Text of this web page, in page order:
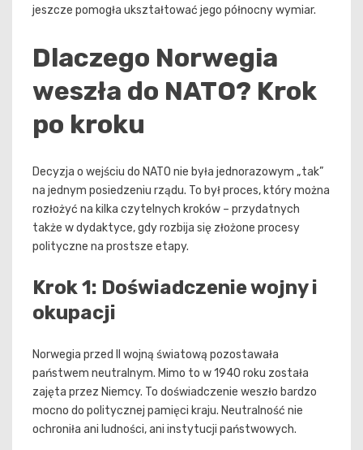
jeszcze pomogła ukształtować jego północny wymiar.
Dlaczego Norwegia
weszła do NATO? Krok
po kroku
Decyzja o wejściu do NATO nie była jednorazowym „tak”
na jednym posiedzeniu rządu. To był proces, który można
rozłożyć na kilka czytelnych kroków – przydatnych
także w dydaktyce, gdy rozbija się złożone procesy
polityczne na prostsze etapy.
Krok 1: Doświadczenie wojny i
okupacji
Norwegia przed II wojną światową pozostawała
państwem neutralnym. Mimo to w 1940 roku została
zajęta przez Niemcy. To doświadczenie weszło bardzo
mocno do politycznej pamięci kraju. Neutralność nie
ochroniła ani ludności, ani instytucji państwowych.